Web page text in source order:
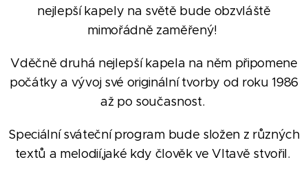
nejlepší kapely na světě bude obzvláště
mimořádně zaměřený!
Vděčně druhá nejlepší kapela na něm připomene
počátky a vývoj své originální tvorby od roku 1986
až po současnost.
Speciální sváteční program bude složen z různých
textů a melodií,jaké kdy člověk ve Vltavě stvořil.